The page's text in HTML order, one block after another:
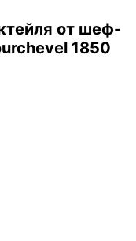
от шеф-
1850